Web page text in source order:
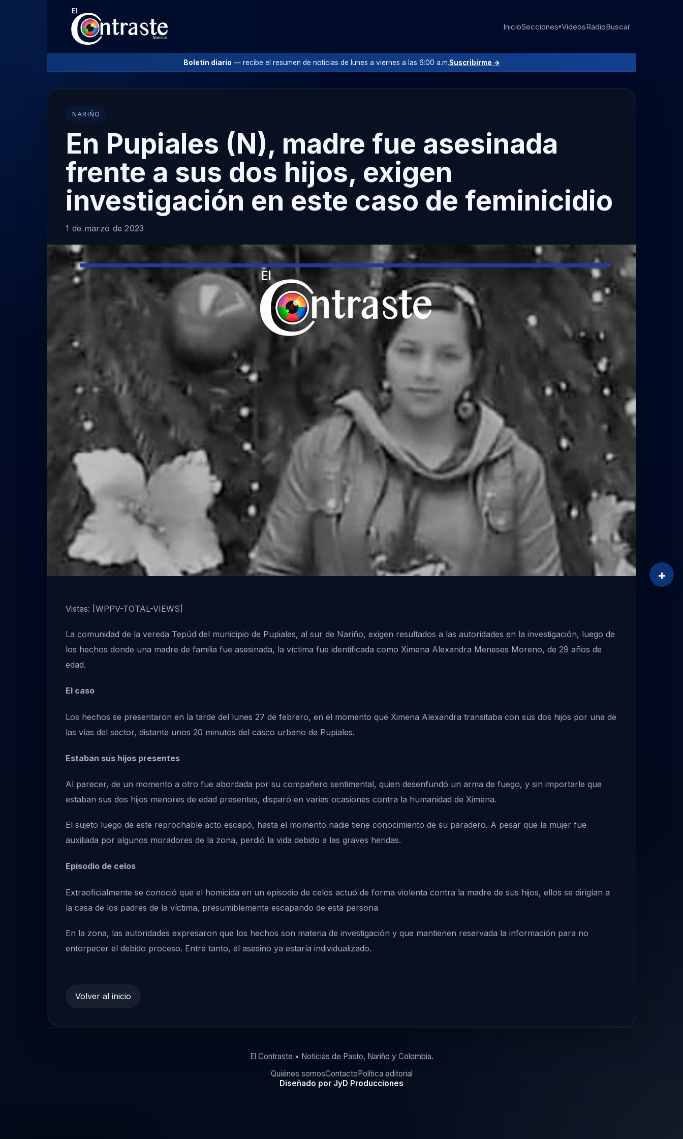
InicioSecciones▾VideosRadioBuscar
Boletín diario — recibe el resumen de noticias de lunes a viernes a las 6:00 a.m.Suscribirme →
NARIÑO
En Pupiales (N), madre fue asesinada
frente a sus dos hijos, exigen
investigación en este caso de feminicidio
1 de marzo de 2023
Vistas: [WPPV-TOTAL-VIEWS]
La comunidad de la vereda Tepúd del municipio de Pupiales, al sur de Nariño, exigen resultados a las autoridades en la investigación, luego de
los hechos donde una madre de familia fue asesinada, la víctima fue identificada como Ximena Alexandra Meneses Moreno, de 29 años de
edad.
El caso
Los hechos se presentaron en la tarde del lunes 27 de febrero, en el momento que Ximena Alexandra transitaba con sus dos hijos por una de
las vías del sector, distante unos 20 minutos del casco urbano de Pupiales.
Estaban sus hijos presentes
Al parecer, de un momento a otro fue abordada por su compañero sentimental, quien desenfundó un arma de fuego, y sin importarle que
estaban sus dos hijos menores de edad presentes, disparó en varias ocasiones contra la humanidad de Ximena.
El sujeto luego de este reprochable acto escapó, hasta el momento nadie tiene conocimiento de su paradero. A pesar que la mujer fue
auxiliada por algunos moradores de la zona, perdió la vida debido a las graves heridas.
Episodio de celos
Extraoficialmente se conoció que el homicida en un episodio de celos actuó de forma violenta contra la madre de sus hijos, ellos se dirigían a
la casa de los padres de la víctima, presumiblemente escapando de esta persona
En la zona, las autoridades expresaron que los hechos son materia de investigación y que mantienen reservada la información para no
entorpecer el debido proceso. Entre tanto, el asesino ya estaría individualizado.
Volver al inicio
El Contraste • Noticias de Pasto, Nariño y Colombia.
Quiénes somosContacto Política editorial
Diseñado por JyD Producciones
+